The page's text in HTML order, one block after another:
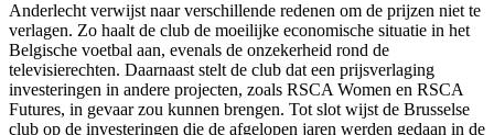
Anderlecht verwijst naar verschillende redenen om de prijzen niet te
verlagen. Zo haalt de club de moeilijke economische situatie in het
Belgische voetbal aan, evenals de onzekerheid rond de
televisierechten. Daarnaast stelt de club dat een prijsverlaging
investeringen in andere projecten, zoals RSCA Women en RSCA
Futures, in gevaar zou kunnen brengen. Tot slot wijst de Brusselse
club op de investeringen die de afgelopen jaren werden gedaan in de